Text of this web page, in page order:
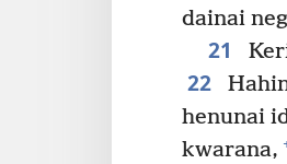
dainai
21
22
henunai
kwarana,